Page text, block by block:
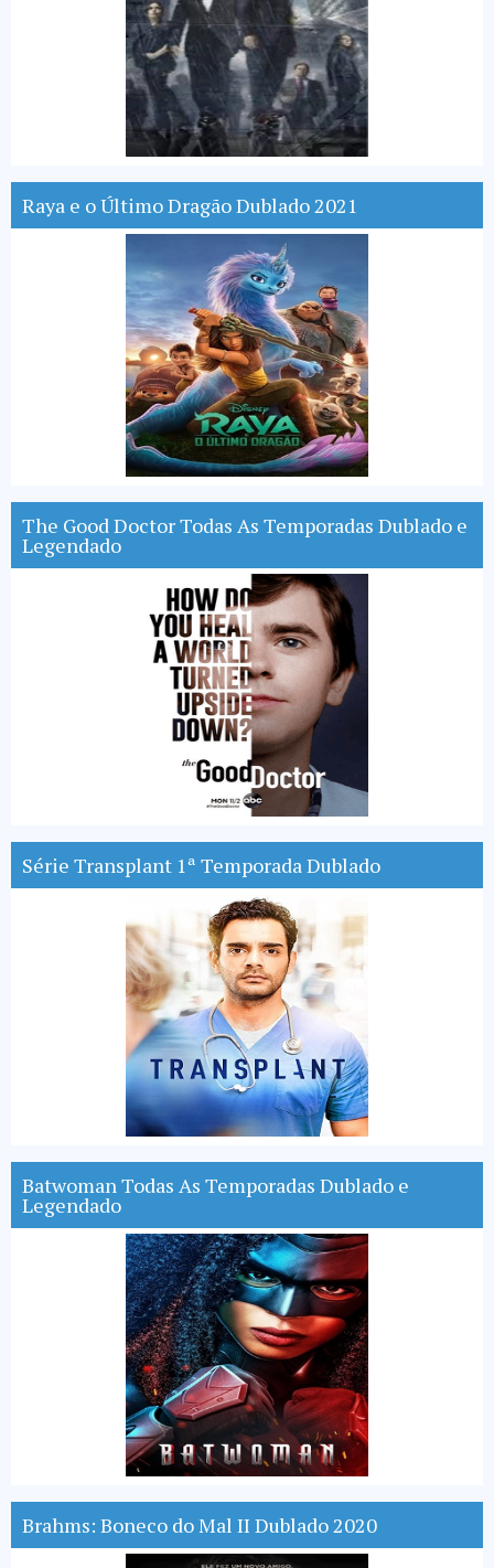
Raya e o Último Dragão Dublado 2021
The Good Doctor Todas As Temporadas Dublado e
Legendado
Série Transplant 1ª Temporada Dublado
Batwoman Todas As Temporadas Dublado e
Legendado
Brahms: Boneco do Mal II Dublado 2020